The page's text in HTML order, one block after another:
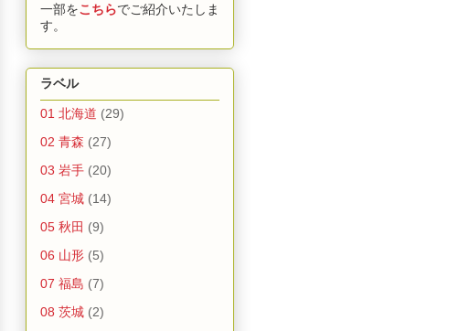
一部をこちらでご紹介いたしま
す。
ラベル
01 北海道 (29)
02 青森 (27)
03 岩手 (20)
04 宮城 (14)
05 秋田 (9)
06 山形 (5)
07 福島 (7)
08 茨城 (2)